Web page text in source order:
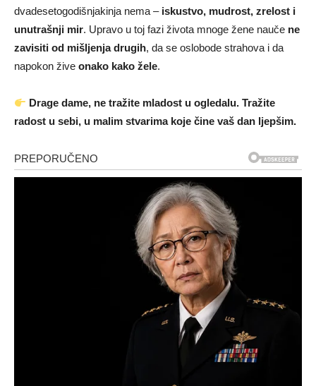
dvadesetogodišnjakinja nema – iskustvo, mudrost, zrelost i
unutrašnji mir. Upravo u toj fazi života mnoge žene nauče ne
zavisiti od mišljenja drugih, da se oslobode strahova i da
napokon žive onako kako žele.
Drage dame, ne tražite mladost u ogledalu. Tražite
radost u sebi, u malim stvarima koje čine vaš dan ljepšim.